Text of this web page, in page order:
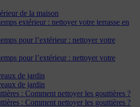
de la maison
extérieur : nettoyer votre terrasse en
pour l’extérieur : nettoyer votre
pour l’extérieur : nettoyer votre
de jardin
de jardin
: Comment nettoyer les gouttières ?
: Comment nettoyer les gouttières ?